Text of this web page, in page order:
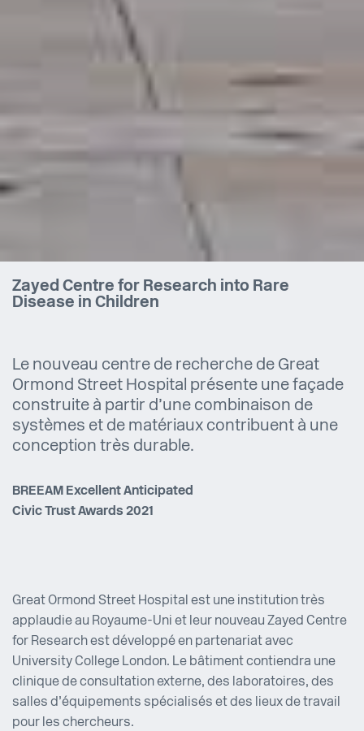
Zayed Centre for Research into Rare
Disease in Children
Le nouveau centre de recherche de Great
Ormond Street Hospital présente une façade
construite à partir d’une combinaison de
systèmes et de matériaux contribuent à une
conception très durable.
BREEAM Excellent Anticipated
Civic Trust Awards 2021
Great Ormond Street Hospital est une institution très
applaudie au Royaume-Uni et leur nouveau Zayed Centre
for Research est développé en partenariat avec
University College London. Le bâtiment contiendra une
clinique de consultation externe, des laboratoires, des
salles d’équipements spécialisés et des lieux de travail
pour les chercheurs.